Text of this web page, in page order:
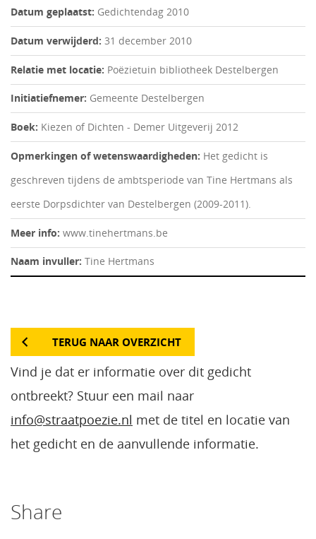
Datum geplaatst: Gedichtendag 2010
Datum verwijderd: 31 december 2010
Relatie met locatie: Poëzietuin bibliotheek Destelbergen
Initiatiefnemer: Gemeente Destelbergen
Boek: Kiezen of Dichten - Demer Uitgeverij 2012
Opmerkingen of wetenswaardigheden: Het gedicht is
geschreven tijdens de ambtsperiode van Tine Hertmans als
eerste Dorpsdichter van Destelbergen (2009-2011).
Meer info: www.tinehertmans.be
Naam invuller: Tine Hertmans
TERUG NAAR OVERZICHT
Vind je dat er informatie over dit gedicht
ontbreekt? Stuur een mail naar
info@straatpoezie.nl met de titel en locatie van
het gedicht en de aanvullende informatie.
Share